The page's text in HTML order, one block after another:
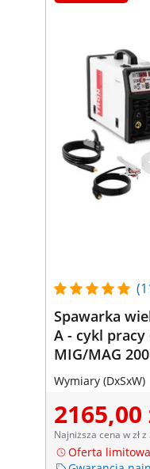
Spawarka
A - cykl pracy
MIG/MAG
Wymiary (DxSxW)
2165,00
Najniższa cena w zł
Oferta